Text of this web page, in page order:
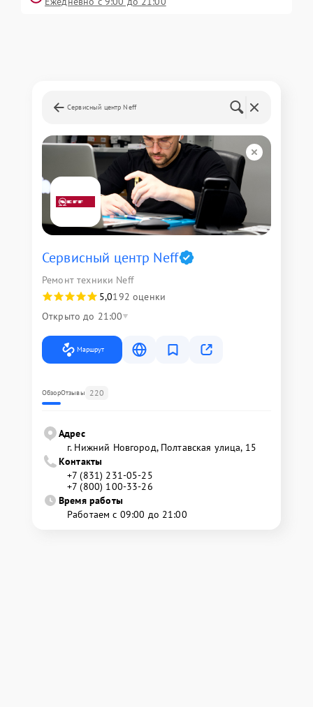
Сервисный центр Neff
Сервисный центр Neff
Ремонт техники Neff
5,0192 оценки
Открыто до 21:00
Маршрут
ОбзорОтзывы 220
Адрес
г. Нижний Новгород, Полтавская улица, 15
Контакты
+7 (831) 231-05-25
+7 (800) 100-33-26
Время работы
Работаем с 09:00 до 21:00